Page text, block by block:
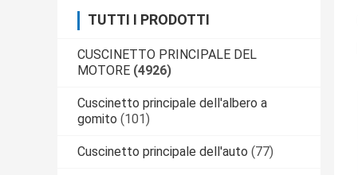
TUTTI I PRODOTTI
CUSCINETTO PRINCIPALE DEL
MOTORE (4926)
Cuscinetto principale dell'albero a
gomito (101)
Cuscinetto principale dell'auto (77)